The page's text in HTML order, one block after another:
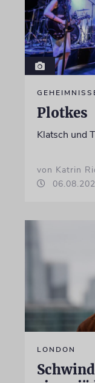
Plotkes
Klatsch und
von Katrin
LONDON